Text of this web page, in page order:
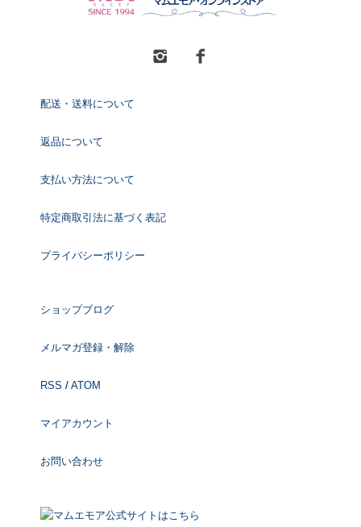
配送・送料について
返品について
支払い方法について
特定商取引法に基づく表記
プライバシーポリシー
ショップブログ
メルマガ登録・解除
RSS / ATOM
マイアカウント
お問い合わせ
マムエモア公式サイトはこちら